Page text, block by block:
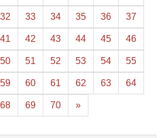
32 33 34 35 36 37
41 42 43 44 45 46
50 51 52 53 54 55
59 60 61 62 63 64
68 69 70 »